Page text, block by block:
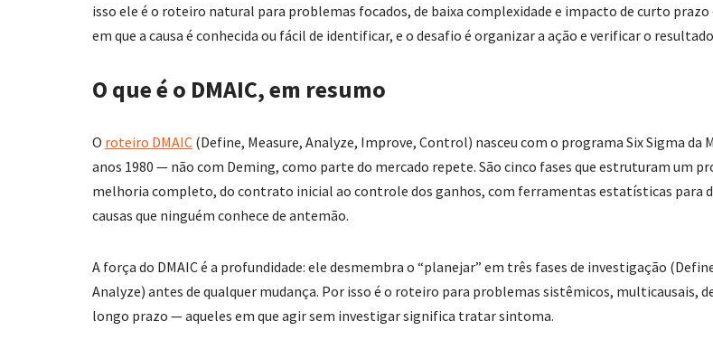
isso ele é o roteiro natural para problemas focados, de baixa complexidade e impacto de curto
em que a causa é conhecida ou fácil de identificar, e o desafio é organizar a ação e verificar o
O que é o DMAIC, em resumo
O roteiro DMAIC (Define, Measure, Analyze, Improve, Control) nasceu com o programa Six Sigma da
anos 1980 — não com Deming, como parte do mercado repete. São cinco fases que estruturam um
melhoria completo, do contrato inicial ao controle dos ganhos, com ferramentas estatísticas para
causas que ninguém conhece de antemão.
A força do DMAIC é a profundidade: ele desmembra o “planejar” em três fases de investigação
Analyze) antes de qualquer mudança. Por isso é o roteiro para problemas sistêmicos, multicausais,
longo prazo — aqueles em que agir sem investigar significa tratar sintoma.